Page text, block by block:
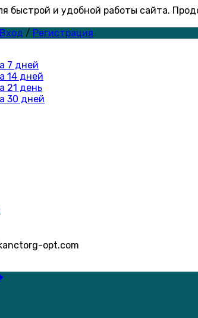
быстрой и удобной работы сайта.
Вход / Регистрация
7 дней
14 дней
21 день
30 дней
opt.com